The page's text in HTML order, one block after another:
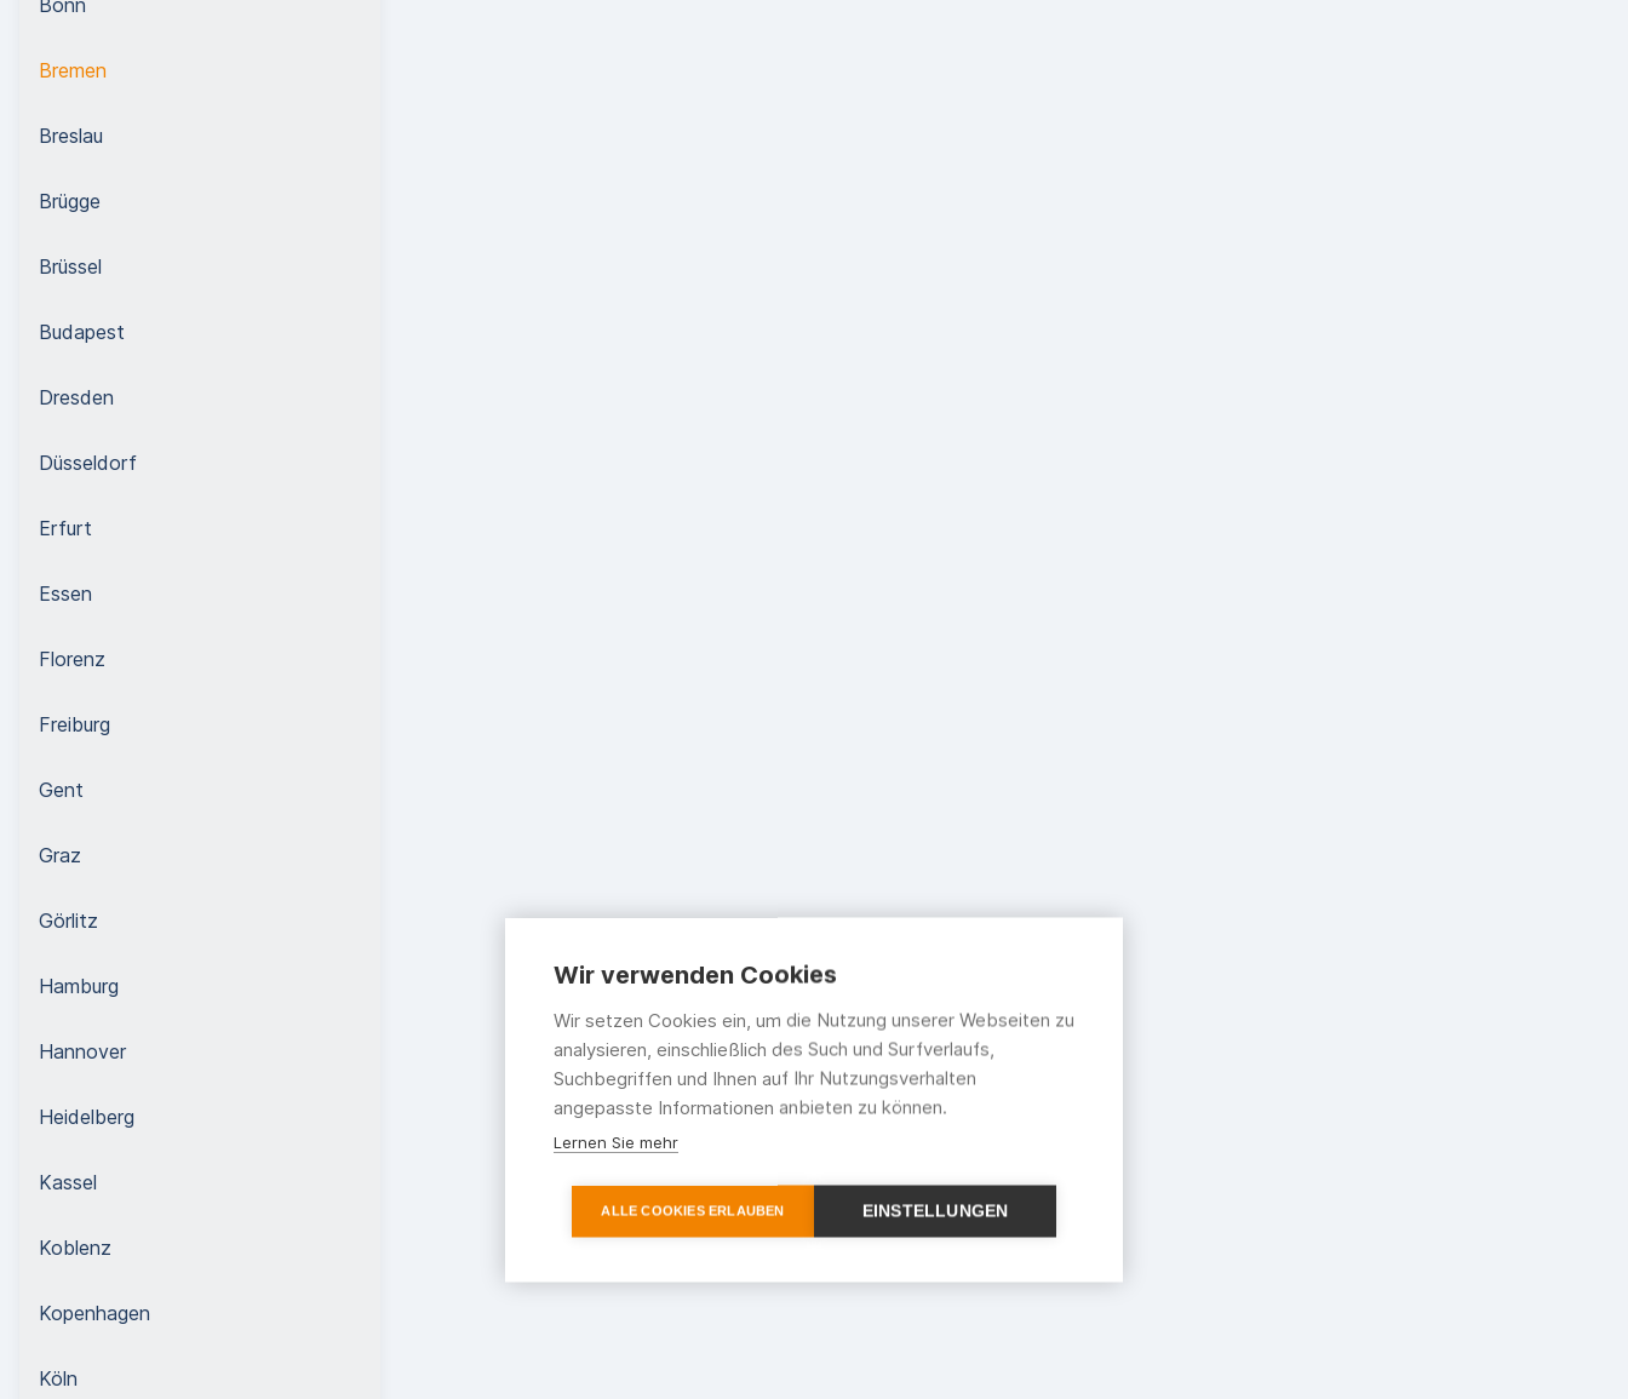
Bonn
Bremen
Breslau
Brügge
Brüssel
Budapest
Dresden
Düsseldorf
Erfurt
Essen
Florenz
Freiburg
Gent
Graz
Görlitz
Hamburg
Hannover
Heidelberg
Kassel
Koblenz
Kopenhagen
Köln
Wir verwenden Cookies
Wir setzen Cookies ein, um die Nutzung unserer Webseiten zu
analysieren, einschließlich des Such und Surfverlaufs,
Suchbegriffen und Ihnen auf Ihr Nutzungsverhalten
angepasste Informationen anbieten zu können.
Lernen Sie mehr
ALLE COOKIES ERLAUBEN EINSTELLUNGEN